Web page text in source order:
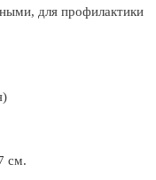
для профилактики
см.